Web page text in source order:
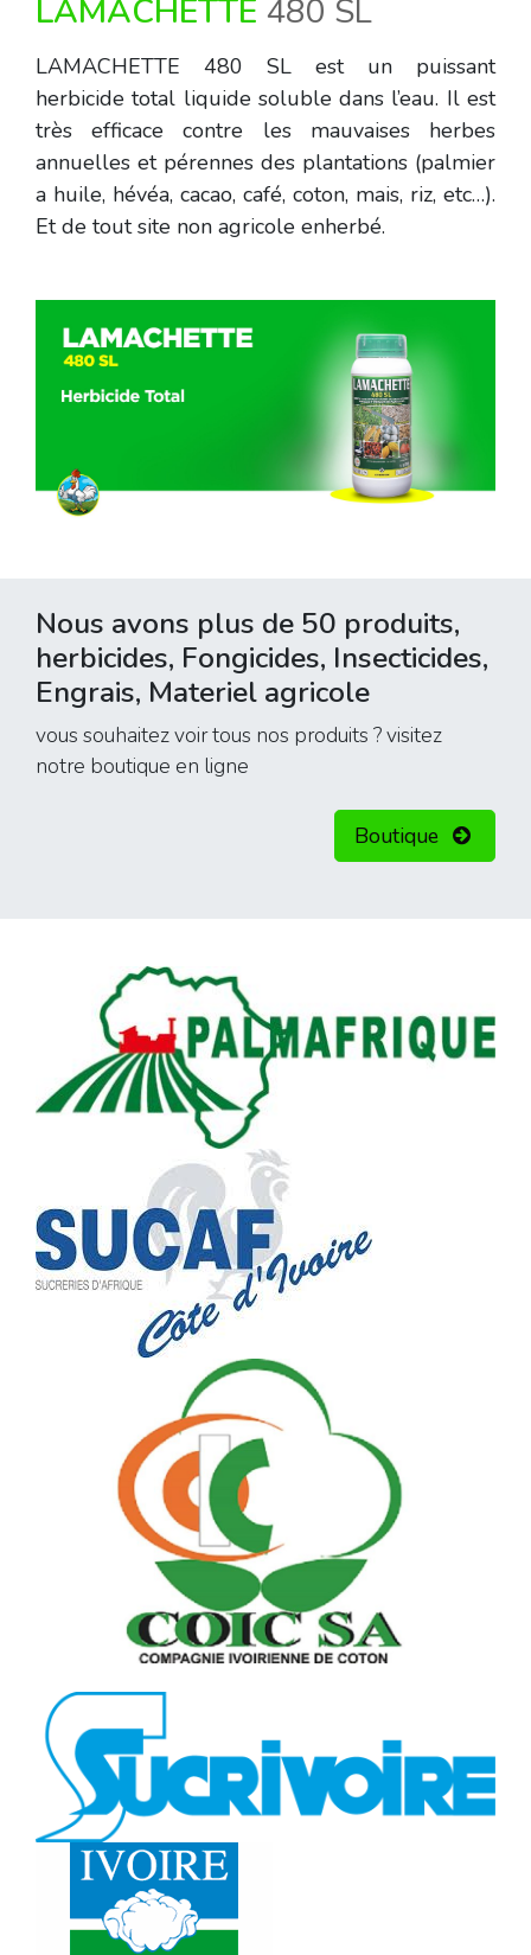
LAMACHETTE 480 SL
LAMACHETTE 480 SL est un puissant
herbicide total liquide soluble dans l’eau. Il est
très efficace contre les mauvaises herbes
annuelles et pérennes des plantations (palmier
a huile, hévéa, cacao, café, coton, mais, riz, etc…).
Et de tout site non agricole enherbé.
Nous avons plus de 50 produits,
herbicides, Fongicides, Insecticides,
Engrais, Materiel agricole
vous souhaitez voir tous nos produits ? visitez
notre boutique en ligne
Boutique